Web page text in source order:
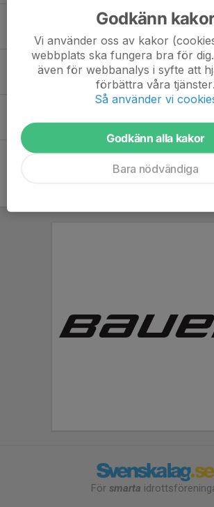
Nytt samarbetsavtal/erbjudande
5 feb, 10:59
21 okt 2025 0
2 sep 2025 0
För smarta
Godkänn
Vi använder oss av kakor
webbplats ska fungera bra för
även för webbanalys i syfte att
förbättra våra tjänster.
Så använder vi
Godkänn alla kakor
Bara nödvändiga